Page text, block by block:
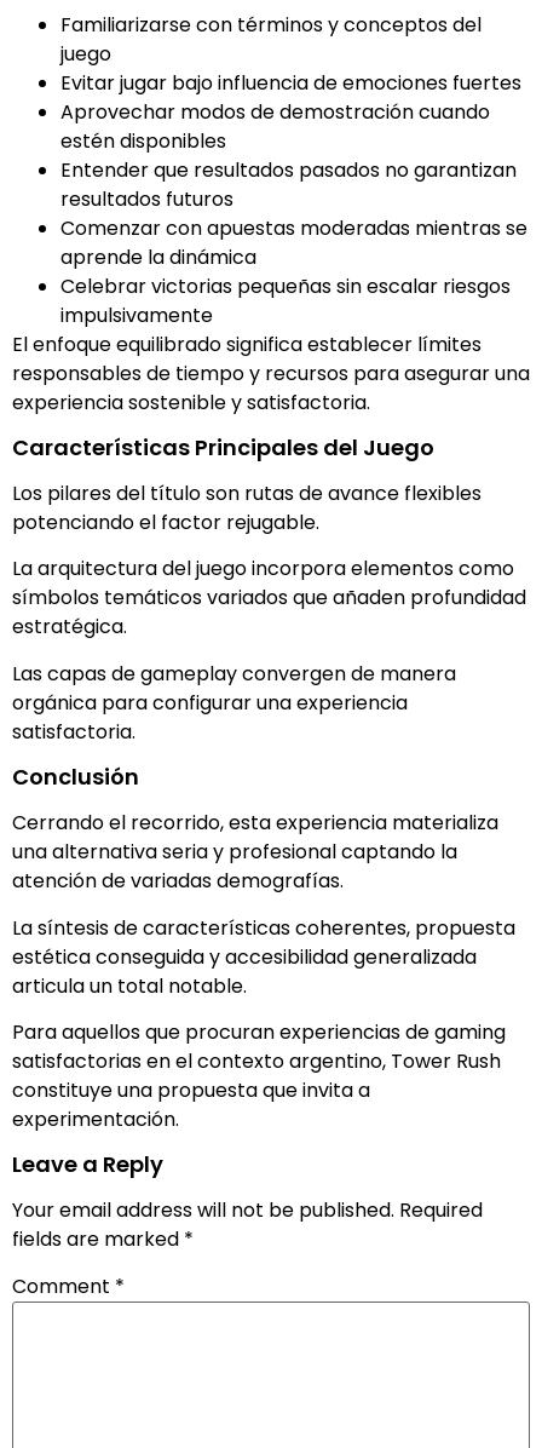
Familiarizarse con términos y conceptos del
juego
Evitar jugar bajo influencia de emociones fuertes
Aprovechar modos de demostración cuando
estén disponibles
Entender que resultados pasados no garantizan
resultados futuros
Comenzar con apuestas moderadas mientras se
aprende la dinámica
Celebrar victorias pequeñas sin escalar riesgos
impulsivamente
El enfoque equilibrado significa establecer límites
responsables de tiempo y recursos para asegurar una
experiencia sostenible y satisfactoria.
Características Principales del Juego
Los pilares del título son rutas de avance flexibles
potenciando el factor rejugable.
La arquitectura del juego incorpora elementos como
símbolos temáticos variados que añaden profundidad
estratégica.
Las capas de gameplay convergen de manera
orgánica para configurar una experiencia
satisfactoria.
Conclusión
Cerrando el recorrido, esta experiencia materializa
una alternativa seria y profesional captando la
atención de variadas demografías.
La síntesis de características coherentes, propuesta
estética conseguida y accesibilidad generalizada
articula un total notable.
Para aquellos que procuran experiencias de gaming
satisfactorias en el contexto argentino, Tower Rush
constituye una propuesta que invita a
experimentación.
Leave a Reply
Your email address will not be published. Required
fields are marked *
Comment *